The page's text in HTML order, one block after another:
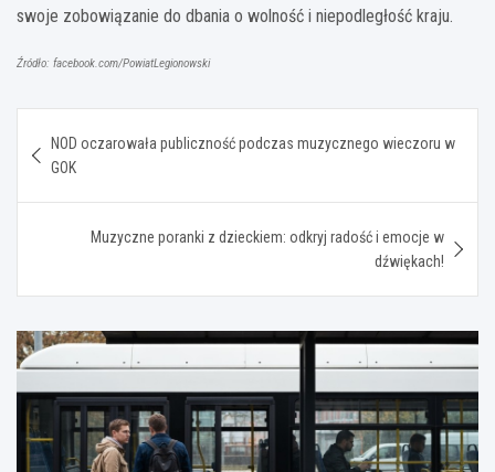
swoje zobowiązanie do dbania o wolność i niepodległość kraju.
Źródło: facebook.com/PowiatLegionowski
wpisu
NOD oczarowała publiczność podczas muzycznego wieczoru w
GOK
Muzyczne poranki z dzieckiem: odkryj radość i emocje w
dźwiękach!